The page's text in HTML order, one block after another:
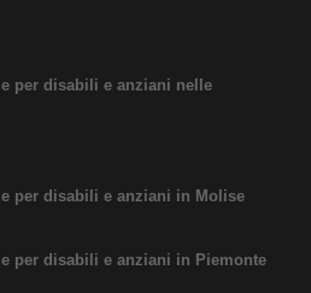
a rotelle seduta
kg. Noleggio
a 89 euro.
per
per disabili e anziani nelle
per disabili e anziani in Molise
per disabili e anziani in Piemonte